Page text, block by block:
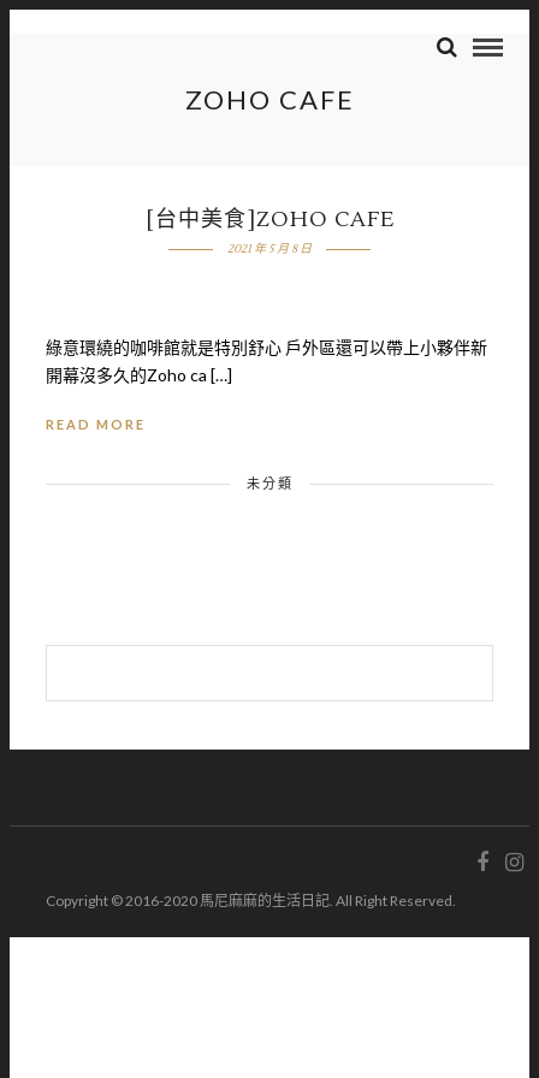
ZOHO CAFE
[台中美食]ZOHO CAFE
2021 年 5 月 8 日
綠意環繞的咖啡館就是特別舒心 戶外區還可以帶上小夥伴新
開幕沒多久的Zoho ca […]
READ MORE
未分類
Copyright © 2016-2020 馬尼麻麻的生活日記. All Right Reserved.